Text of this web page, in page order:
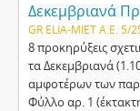
Δεκεμβριανά
GR ELIA-MIET Α.Ε. 5/
8 προκηρύξεις
τα Δεκεμβριανά
αμφοτέρων των
Φύλλο αρ. 1